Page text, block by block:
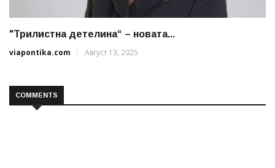
"Трилистна детелина“ – новата...
viapontika.com
Август 13, 2025
COMMENTS